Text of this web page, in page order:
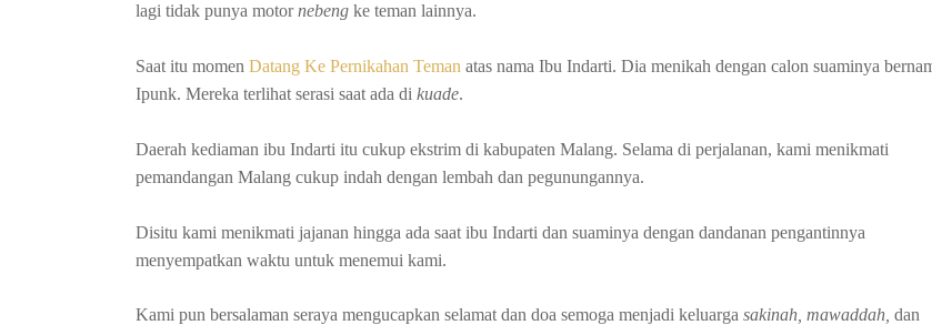
lagi tidak punya motornebeng ke teman lainnya.
Saat itu momen Datang Ke Pernikahan Teman atas nama Ibu Indarti. Dia menikah dengan calon suaminya
Ipunk. Mereka terlihat serasi saat ada di kuade.
Daerah kediaman ibu Indarti itu cukup ekstrim di kabupaten Malang. Selama di perjalanan, kami menikmati
pemandangan Malang cukup indah dengan lembah dan pegunungannya.
Disitu kami menikmati jajanan hingga ada saat ibu Indarti dan suaminya dengan dandanan pengantinnya
menyempatkan waktu untuk menemui kami.
Kami pun bersalaman seraya mengucapkan selamat dan doa semoga menjadi keluarga sakinah, mawaddah, dan